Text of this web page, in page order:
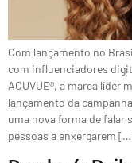
Com lançamento no
com influenciadores
ACUVUE®, a marca líder
lançamento da
uma nova forma de falar
pessoas a enxergarem